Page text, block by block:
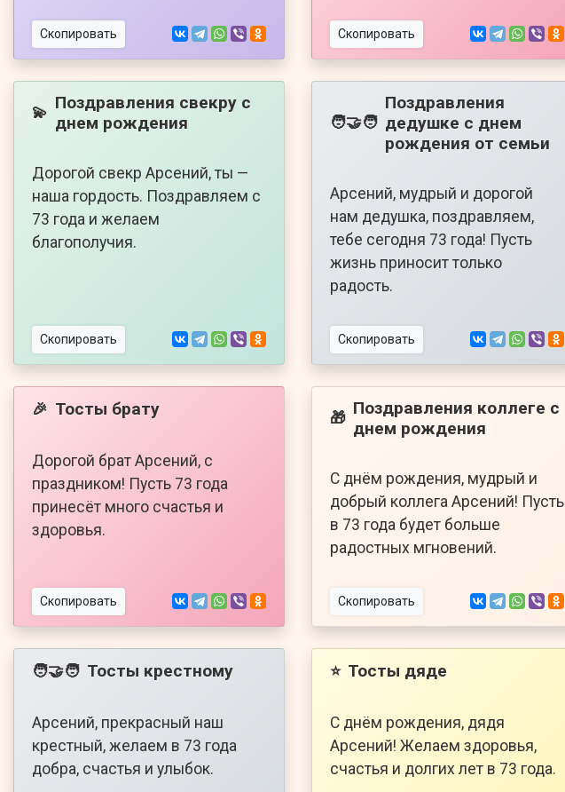
Скопировать Скопировать
💫 Поздравления свекру с
днем рождения
Дорогой свекр Арсений, ты —
наша гордость. Поздравляем с
73 года и желаем
благополучия.
Скопировать
🧑‍🤝‍🧑
Поздравления
дедушке с днем
рождения от семьи
Арсений, мудрый и дорогой
нам дедушка, поздравляем,
тебе сегодня 73 года! Пусть
жизнь приносит только
радость.
Скопировать
🎉 Тосты брату
Дорогой брат Арсений, с
праздником! Пусть 73 года
принесёт много счастья и
здоровья.
Скопировать
🎁 Поздравления коллеге с
днем рождения
С днём рождения, мудрый и
добрый коллега Арсений! Пусть
в 73 года будет больше
радостных мгновений.
Скопировать
🧑‍🤝‍🧑 Тосты крестному
Арсений, прекрасный наш
крестный, желаем в 73 года
добра, счастья и улыбок.
⭐ Тосты дяде
С днём рождения, дядя
Арсений! Желаем здоровья,
счастья и долгих лет в 73 года.